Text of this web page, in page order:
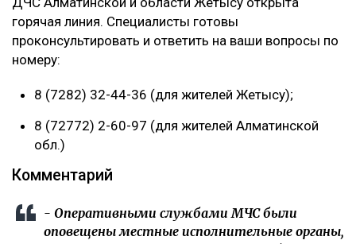
горячая линия. Специалисты готовы
проконсультировать и ответить на ваши вопросы по
номеру:
8 (7282) 32-44-36 (для жителей Жетысу);
8 (72772) 2-60-97 (для жителей Алматинской
обл.)
Комментарий
- Оперативными службами МЧС были
оповещены местные исполнительные органы,